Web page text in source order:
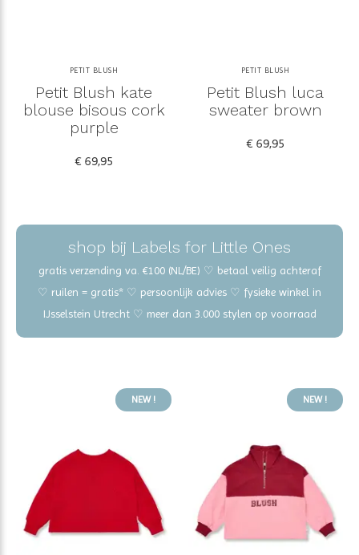
PETIT BLUSH
Petit Blush kate
blouse bisous cork
purple
€ 69,95
PETIT BLUSH
Petit Blush luca
sweater brown
€ 69,95
shop bij Labels for Little Ones
gratis verzending va. €100 (NL/BE) ♡ betaal veilig achteraf
♡ ruilen = gratis* ♡ persoonlijk advies ♡ fysieke winkel in
IJsselstein Utrecht ♡ meer dan 3.000 stylen op voorraad
NEW ! NEW !